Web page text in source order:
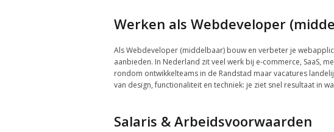
Werken als Webdeveloper
Als Webdeveloper (middelbaar) bouw en verbeter je
aanbieden. In Nederland zit veel werk bij e-commerce, SaaS,
rondom ontwikkelteams in de Randstad maar vacatures
van design, functionaliteit en techniek: je ziet snel resultaat in
Salaris & Arbeidsvoorwaarden